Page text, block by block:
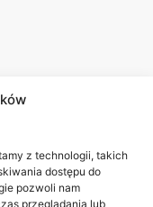
z technologii, takich
dostępu do
pozwoli nam
przeglądania lub